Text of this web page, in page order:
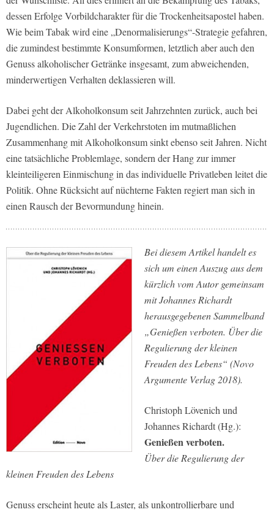
dessen Erfolge Vorbildcharakter für die Trockenheitsapostel haben.
Wie beim Tabak wird eine „Denormalisierungs“-Strategie gefahren,
die zumindest bestimmte Konsumformen, letztlich aber auch den
Genuss alkoholischer Getränke insgesamt, zum abweichenden,
minderwertigen Verhalten deklassieren will.
Dabei geht der Alkoholkonsum seit Jahrzehnten zurück, auch bei
Jugendlichen. Die Zahl der Verkehrstoten im mutmaßlichen
Zusammenhang mit Alkoholkonsum sinkt ebenso seit Jahren. Nicht
eine tatsächliche Problemlage, sondern der Hang zur immer
kleinteiligeren Einmischung in das individuelle Privatleben leitet die
Politik. Ohne Rücksicht auf nüchterne Fakten regiert man sich in
einen Rausch der Bevormundung hinein.
Bei diesem Artikel handelt es
sich um einen Auszug aus dem
kürzlich vom Autor gemeinsam
mit Johannes Richardt
herausgegebenen Sammelband
„Genießen verboten. Über die
Regulierung der kleinen
Freuden des Lebens“ (Novo
Argumente Verlag 2018).
Christoph Lövenich und
Johannes Richardt (Hg.):
Genießen verboten.
Über die Regulierung der
kleinen Freuden des Lebens
Genuss erscheint heute als Laster, als unkontrollierbare und